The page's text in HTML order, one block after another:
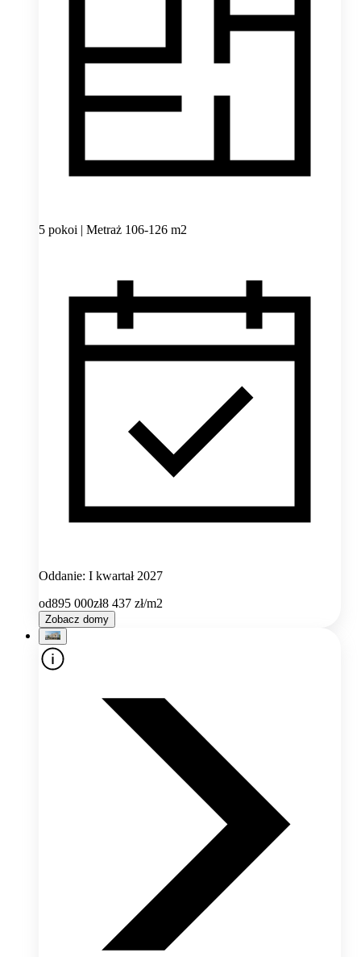
5 pokoi | Metraż 106-126 m2
Oddanie: I kwartał 2027
od895 000zł8 437 zł/m2
Zobacz domy